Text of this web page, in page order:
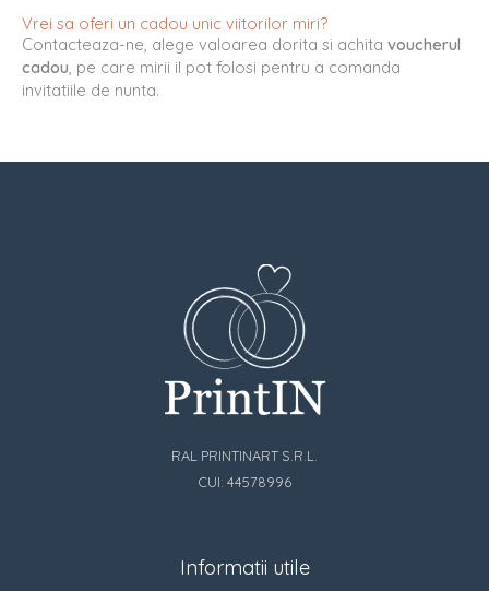
Vrei sa oferi un cadou unic viitorilor miri?
Contacteaza-ne, alege valoarea dorita si achita voucherul
cadou, pe care mirii il pot folosi pentru a comanda
invitatiile de nunta.
RAL PRINTINART S.R.L.
CUI: 44578996
Informatii utile